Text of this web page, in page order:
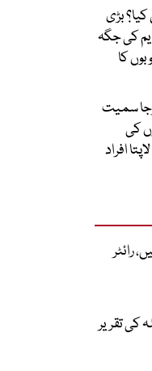
بڑی
کی جگہ
کا
سمیت
کی
لاشیں اسکردو منتقل، 2 لاپتا افراد
رائٹر
کی تقریر